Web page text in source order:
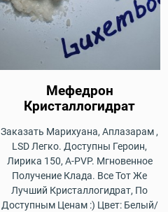
Мефедрон
Кристаллогидрат
Заказать Марихуана, Аплазарам ,
LSD Легко. Доступны Героин,
Лирика 150, A-PVP. Мгновенное
Получение Клада. Все Тот Же
Лучший Кристаллогидрат, По
Доступным Ценам :) Цвет: Белый/